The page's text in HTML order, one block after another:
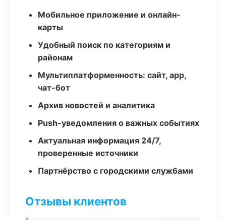
Мобильное приложение и онлайн-
карты
Удобный поиск по категориям и
районам
Мультиплатформенность: сайт, app,
чат-бот
Архив новостей и аналитика
Push-уведомления о важных событиях
Актуальная информация 24/7,
проверенные источники
Партнёрство с городскими службами
Отзывы клиентов